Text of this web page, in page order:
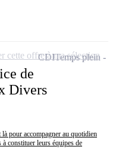
de
Divers
pour accompagner au quotidien
à constituer leurs équipes de
CDITemps plein
cette offre à ma sélection